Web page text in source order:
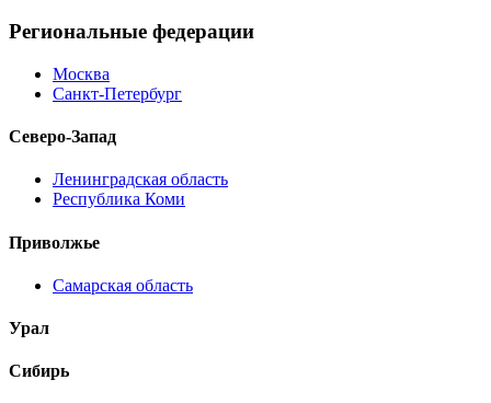
Региональные федерации
Москва
Санкт-Петербург
Северо-Запад
Ленинградская область
Республика Коми
Приволжье
Самарская область
Урал
Сибирь